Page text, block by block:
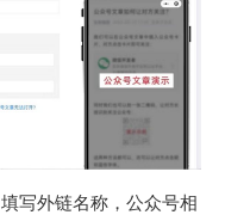
写外链名称，公众号相